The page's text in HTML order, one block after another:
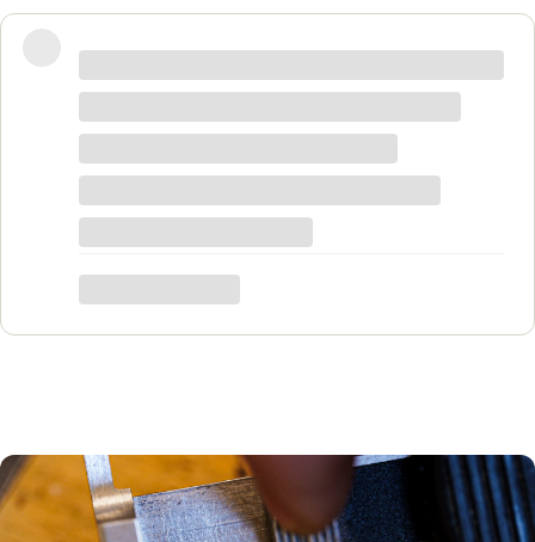
odpowiedzi na wszystkie pytania, biżuteria
jest piękna! Ceny bardzo korzystne, na
zrobić w bardzo krótkim czasie. Dziękuję,
był to dla mnie bardzo ważny moment,
trafiłam w idealne miejsce.
Katarzyna Łącka